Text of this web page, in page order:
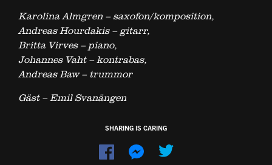
KarolinaAlmgren– saxofon/komposition,
Andreas Hourdakis – gitarr,
Britta Virves – piano,
Johannes Vaht – kontrabas,
Andreas Baw – trummor
Gäst – Emil Svanängen
SHARING IS CARING
Dela
Dela